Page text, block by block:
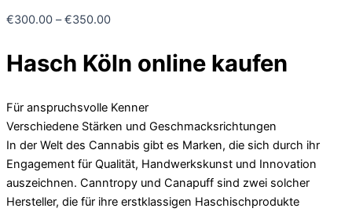
€300.00 –€350.00Preisspanne:
bis
€350.00
Hasch Köln online kaufen
Für anspruchsvolle Kenner
Verschiedene Stärken und Geschmacksrichtungen
In der Welt des Cannabis gibt es Marken, die sich durch ihr
Engagement für Qualität, Handwerkskunst und Innovation
auszeichnen. Canntropy und Canapuff sind zwei solcher
Hersteller, die für ihre erstklassigen Haschischprodukte